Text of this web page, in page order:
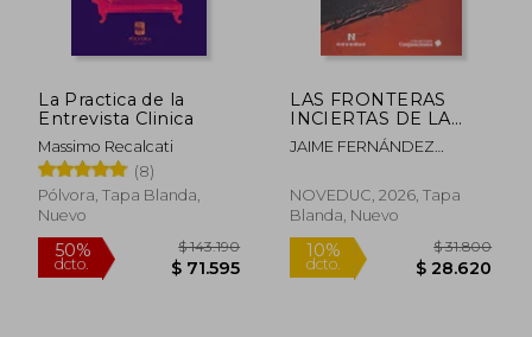
La Practica de la
Entrevista Clinica
Massimo Recalcati
(8)
Pólvora, Tapa Blanda,
Nuevo
LAS FRONTERAS
INCIERTAS DE LA
AGRESIVIDAD. En la
clínica psicoanalítica.
JAIME FERNÁNDEZ
NOVEDUC, 2026, Tapa
Blanda, Nuevo